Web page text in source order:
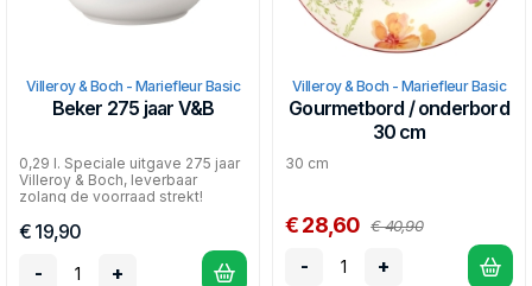
Villeroy & Boch - Mariefleur Basic
Beker 275 jaar V&B
0,29 l. Speciale uitgave 275 jaar
Villeroy & Boch, leverbaar
zolang de voorraad strekt!
€ 19,90
-
+
Villeroy & Boch - Mariefleur Basic
Gourmetbord / onderbord
30 cm
30 cm
€ 28,60 € 40,90
- +